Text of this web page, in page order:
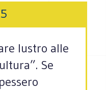
lustro alle
Se